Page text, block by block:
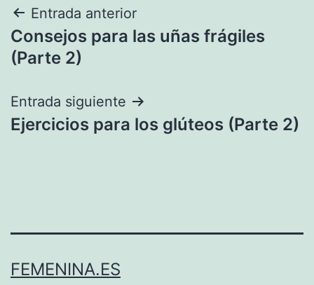
Navegación
de
Entrada anterior
Consejos para las uñas frágiles
(Parte 2)
Entrada siguiente
Ejercicios para los glúteos (Parte 2)
FEMENINA.ES